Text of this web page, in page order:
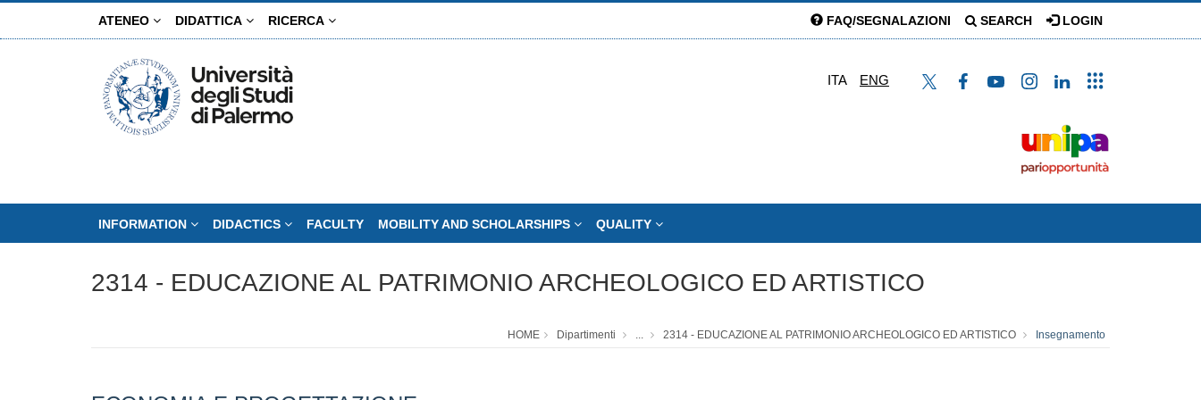
ATENEO DIDATTICA RICERCA FAQ/SEGNALAZIONI SEARCH LOGIN
ITA ENG
INFORMATION DIDACTICS FACULTY MOBILITY AND SCHOLARSHIPS QUALITY
2314 - EDUCAZIONE AL PATRIMONIO ARCHEOLOGICO ED ARTISTICO
HOME Dipartimenti ... 2314 - EDUCAZIONE AL PATRIMONIO ARCHEOLOGICO ED ARTISTICO Insegnamento